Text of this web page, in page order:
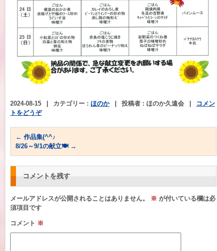
2024-08-15 カテゴリー : ほのか 投稿者 : ほのか久遠会
コメン
トをどうぞ
← 作品集(^^♪
8/26～9/1の献立🍽 →
コメントを残す
メールアドレスが公開されることはありません。 ※ が付いている欄は必
須項目です
コメント ※